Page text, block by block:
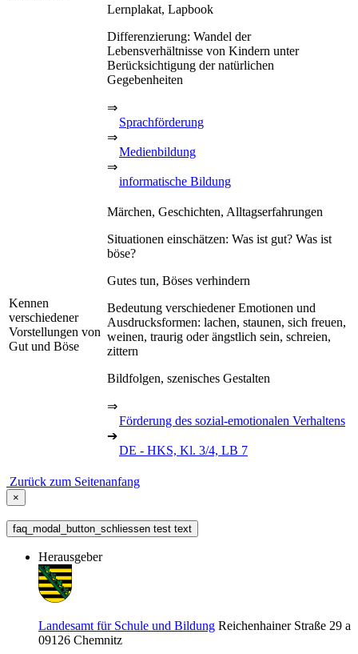
Lernplakat, Lapbook
Differenzierung: Wandel der
Lebensverhältnisse von Kindern unter
Berücksichtigung der natürlichen
Gegebenheiten
⇒
Sprachförderung
⇒
Medienbildung
⇒
informatische Bildung
Kennen
verschiedener
Vorstellungen von
Gut und Böse
Märchen, Geschichten, Alltagserfahrungen
Situationen einschätzen: Was ist gut? Was ist
böse?
Gutes tun, Böses verhindern
Bedeutung verschiedener Emotionen und
Ausdrucksformen: lachen, staunen, sich freuen,
weinen, traurig oder ängstlich sein, schreien,
zittern
Bildfolgen, szenisches Gestalten
⇒
Förderung des sozial-emotionalen Verhaltens
➔
DE - HKS, Kl. 3/4, LB 7
Zurück zum Seitenanfang
×
faq_modal_button_schliessen test text
Herausgeber
Landesamt für Schule und Bildung Reichenhainer Straße 29 a
09126 Chemnitz